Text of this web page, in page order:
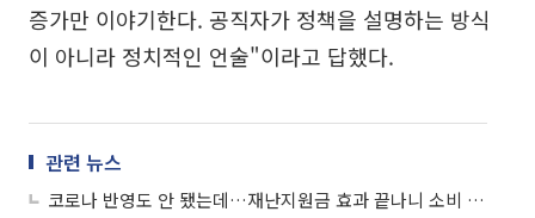
증가만 이야기한다. 공직자가 정책을 설명하는 방식
이 아니라 정치적인 언술"이라고 답했다.
관련 뉴스
코로나 반영도 안 됐는데…재난지원금 효과 끝나니 소비 6% '뚝'